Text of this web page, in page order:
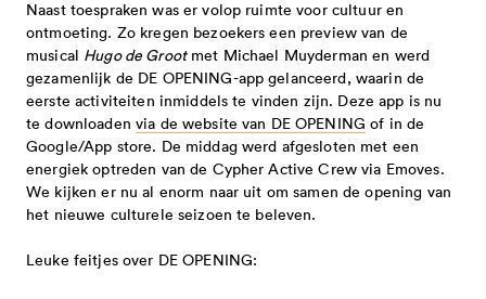
Naast toespraken was er volop ruimte voor cultuur en
ontmoeting. Zo kregen bezoekers een preview van de
musical Hugo de Grootmet Michael Muyderman en werd
gezamenlijk de DE OPENING-app gelanceerd, waarin de
eerste activiteiten inmiddels te vinden zijn. Deze app is nu
te downloaden via de website van DE OPENING of in de
Google/App store. De middag werd afgesloten met een
energiek optreden van de Cypher Active Crew via Emoves.
We kijken er nu al enorm naar uit om samen de opening van
het nieuwe culturele seizoen te beleven.
Leuke feitjes over DE OPENING: